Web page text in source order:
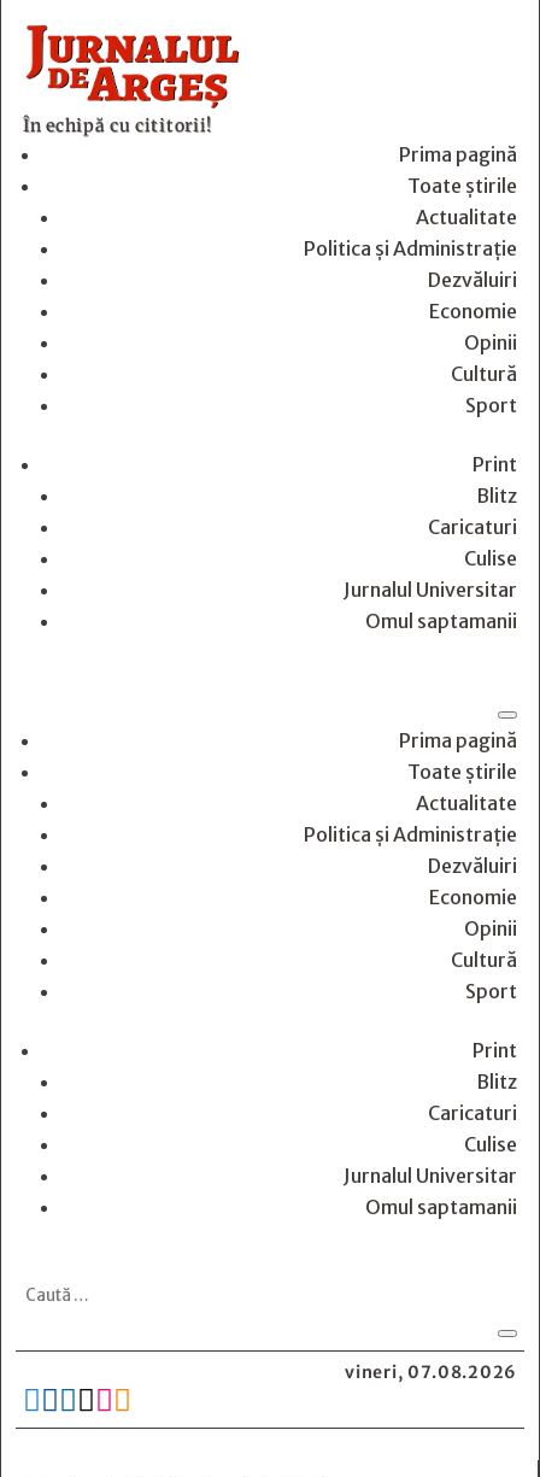
În echipă cu cititorii!
Prima pagină
Toate știrile
Actualitate
Politica și Administrație
Dezvăluiri
Economie
Opinii
Cultură
Sport
Print
Blitz
Caricaturi
Culise
Jurnalul Universitar
Omul saptamanii
Prima pagină
Toate știrile
Actualitate
Politica și Administrație
Dezvăluiri
Economie
Opinii
Cultură
Sport
Print
Blitz
Caricaturi
Culise
Jurnalul Universitar
Omul saptamanii
vineri, 07.08.2026
     